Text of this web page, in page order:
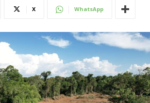
X WhatsApp